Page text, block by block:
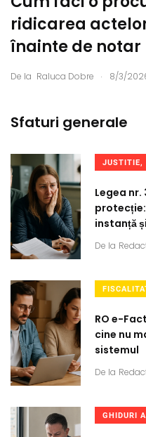
ridicarea
înainte de notar
De la Raluca Dobre . 8/3/
Sfaturi generale
JUSTITIE,
Legea
instanță
De la
RO e-
cine nu
sistemul
De la
GHIDURI